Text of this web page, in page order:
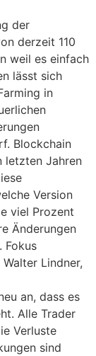
der
derzeit 110
weil es einfach
lässt sich
in
Blockchain
letzten Jahren
Version
viel Prozent
Änderungen
Fokus
Lindner,
an, dass es
Alle Trader
Verluste
sind